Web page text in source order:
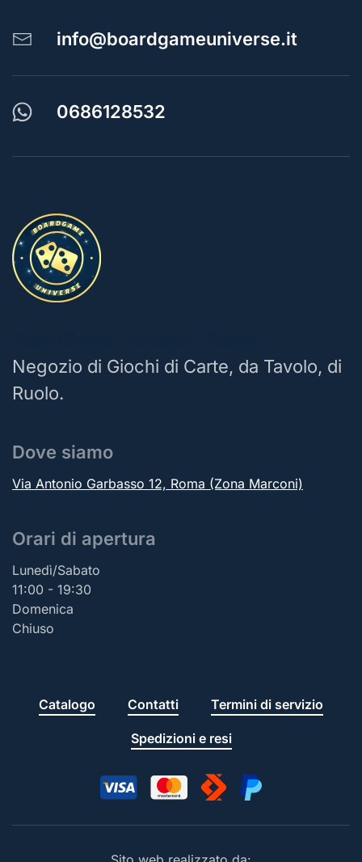
info@boardgameuniverse.it
0686128532
Negozio di Giochi di Carte, da Tavolo, di
Ruolo.
Dove siamo
Via Antonio Garbasso 12, Roma (Zona Marconi)
Orari di apertura
Lunedì/Sabato
11:00 - 19:30
Domenica
Chiuso
Catalogo Contatti Termini di servizio
Spedizioni e resi